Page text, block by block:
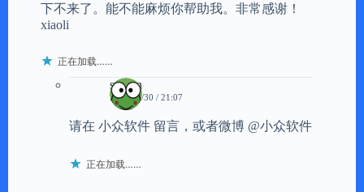
下不来了。能不能麻烦你帮助我。非常感谢！
xiaoli
正在加载……
scavin
2013/12/30 / 21:07
请在 小众软件 留言，或者微博 @小众软件
正在加载……